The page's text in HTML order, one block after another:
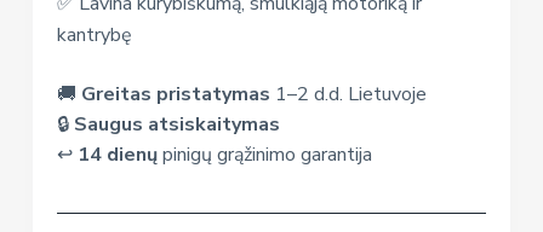
kantrybę
🚚 Greitas pristatymas 1–2 d.d. Lietuvoje
🔒 Saugus atsiskaitymas
↩️ 14 dienųpinigų grąžinimo garantija